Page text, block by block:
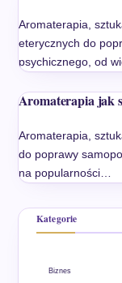
Aromaterapia,
eterycznych do
psychicznego, od
Aromaterapia jak
Aromaterapia,
do poprawy
na popularności…
Kategorie
Biznes